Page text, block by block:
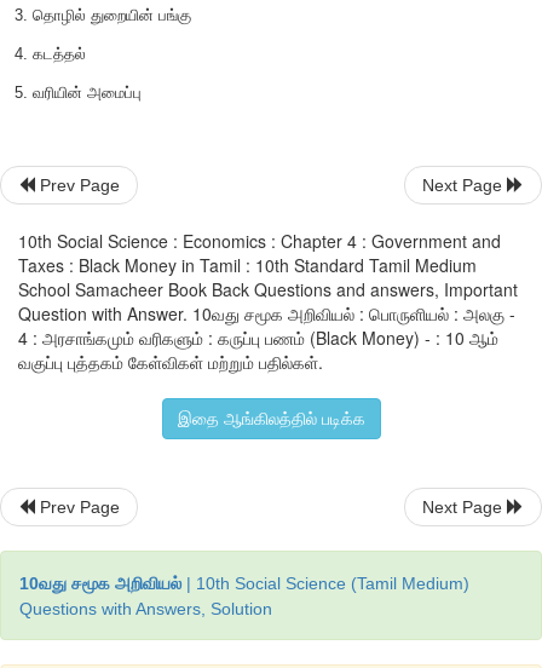
1.பண்டங்கள் பற்றாக்குறை
3.தொழில் துறையின் பங்கு
4.கடத்தல்
5.வரியின் அமைப்பு
Prev Page Next Page
10th Social Science : Economics : Chapter 4 : Government and
Taxes : Black Money in Tamil : 10th Standard Tamil Medium
School Samacheer Book Back Questions and answers, Important
Question with Answer. 10வது சமூக அறிவியல் : பொருளியல் : அலகு -
4 : அரசாங்கமும் வரிகளும் : கருப்பு பணம் (Black Money) - : 10 ஆம்
வகுப்பு புத்தகம் கேள்விகள் மற்றும் பதில்கள்.
இதை ஆங்கிலத்தில் படிக்க
Prev Page Next Page
10வது சமூக அறிவியல் | 10th Social Science (Tamil Medium)
Questions with Answers, Solution